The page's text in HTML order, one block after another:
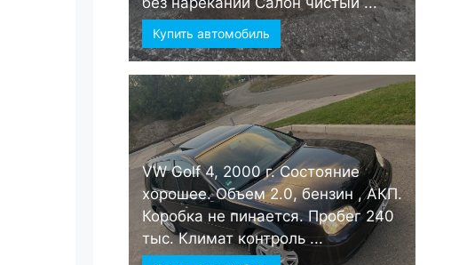
Купить автомобиль
VW Golf 4, 2000 г. Состояние
хорошее. Объем 2.0, бензин , АКП.
Коробка не пинается. Пробег 240
тыс. Климат контроль ...